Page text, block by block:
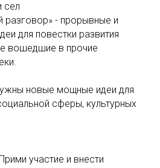
сел
разговор» - прорывные и
для повестки развития
вошедшие в прочие
новые мощные идеи для
сферы, культурных
участие и внести